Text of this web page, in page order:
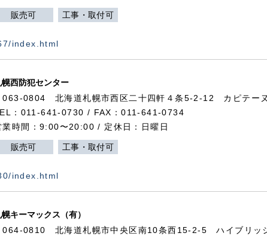
販売可 工事・取付可
index.html
幌西防犯センター
063-0804 北海道札幌市西区二十四軒４条5-2-12 カピテー
：011-641-0730 / FAX：011-641-0734
業時間：9:00〜20:00 / 定休日：日曜日
販売可 工事・取付可
index.html
キーマックス（有）
064-0810 北海道札幌市中央区南10条西15-2-5 ハイブリッ